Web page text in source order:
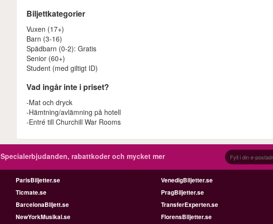
Biljettkategorier
Vuxen (17+)
Barn (3-16)
Spädbarn (0-2): Gratis
Senior (60+)
Student (med giltigt ID)
Vad ingår inte i priset?
-Mat och dryck
-Hämtning/avlämning på hotell
-Entré till Churchill War Rooms
Specialerbjudanden, rabattkoder och mycket mer
ParisBiljetter.se
VenedigBiljetter.se
Ticmate.se
PragBiljetter.se
BarcelonaBiljett.se
TransferExperten.se
NewYorkMusikal.se
FlorensBiljetter.se